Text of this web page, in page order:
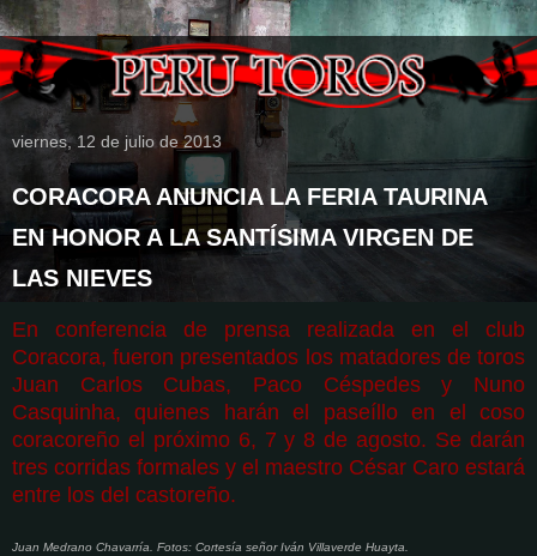
viernes, 12 de julio de 2013
CORACORA ANUNCIA LA FERIA TAURINA
EN HONOR A LA SANTÍSIMA VIRGEN DE
LAS NIEVES
En conferencia de prensa realizada en el club
Coracora, fueron presentados los matadores de toros
Juan Carlos Cubas, Paco Céspedes y Nuno
Casquinha, quienes harán el paseíllo en el coso
coracoreño el próximo 6, 7 y 8 de agosto. Se darán
tres corridas formales y el maestro César Caro estará
entre los del castoreño.
Juan Medrano Chavarría. Fotos: Cortesía señor Iván Villaverde Huayta.